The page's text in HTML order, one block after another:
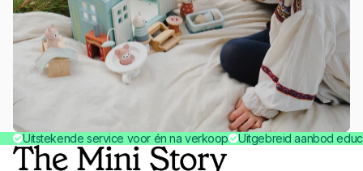
Uitstekende service voor én na verkoop Uitgebreid aanbod